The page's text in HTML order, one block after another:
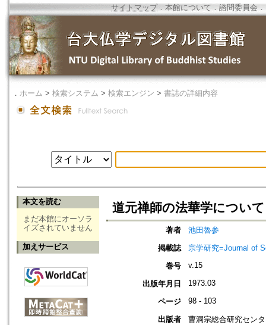
サイトマップ．本館について ． 諮問委員会 ．
． ホーム > 検索システム > 検索エンジン > 書誌の詳細内容
本文を読む
まだ本館にオーソラ
イズされていません
加えサービス
道元禅師の法華学について
著者
池田魯参
掲載誌
宗学研究=Journal of
巻号
v.15
出版年月日 1973.03
ページ 98 - 103
出版者
曹洞宗総合研究セン